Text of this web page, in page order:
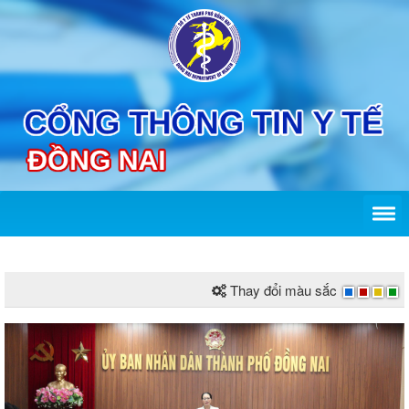
Thay đổi màu sắc